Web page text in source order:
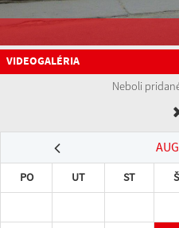
VIDEOGALÉRIA
Neboli
PO UT ST